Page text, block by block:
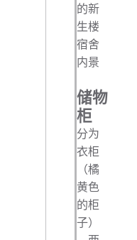
的新
生楼
宿舍
内景
储物
柜
分为
衣柜
（橘
黄色
的柜
子）